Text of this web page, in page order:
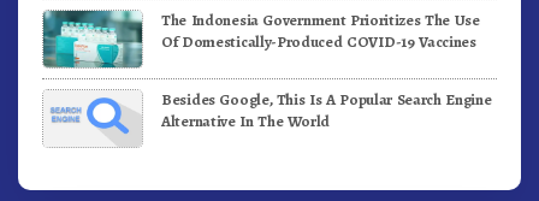
The Indonesia Government Prioritizes The Use
Of Domestically-Produced COVID-19 Vaccines
Besides Google, This Is A Popular Search Engine
Alternative In The World